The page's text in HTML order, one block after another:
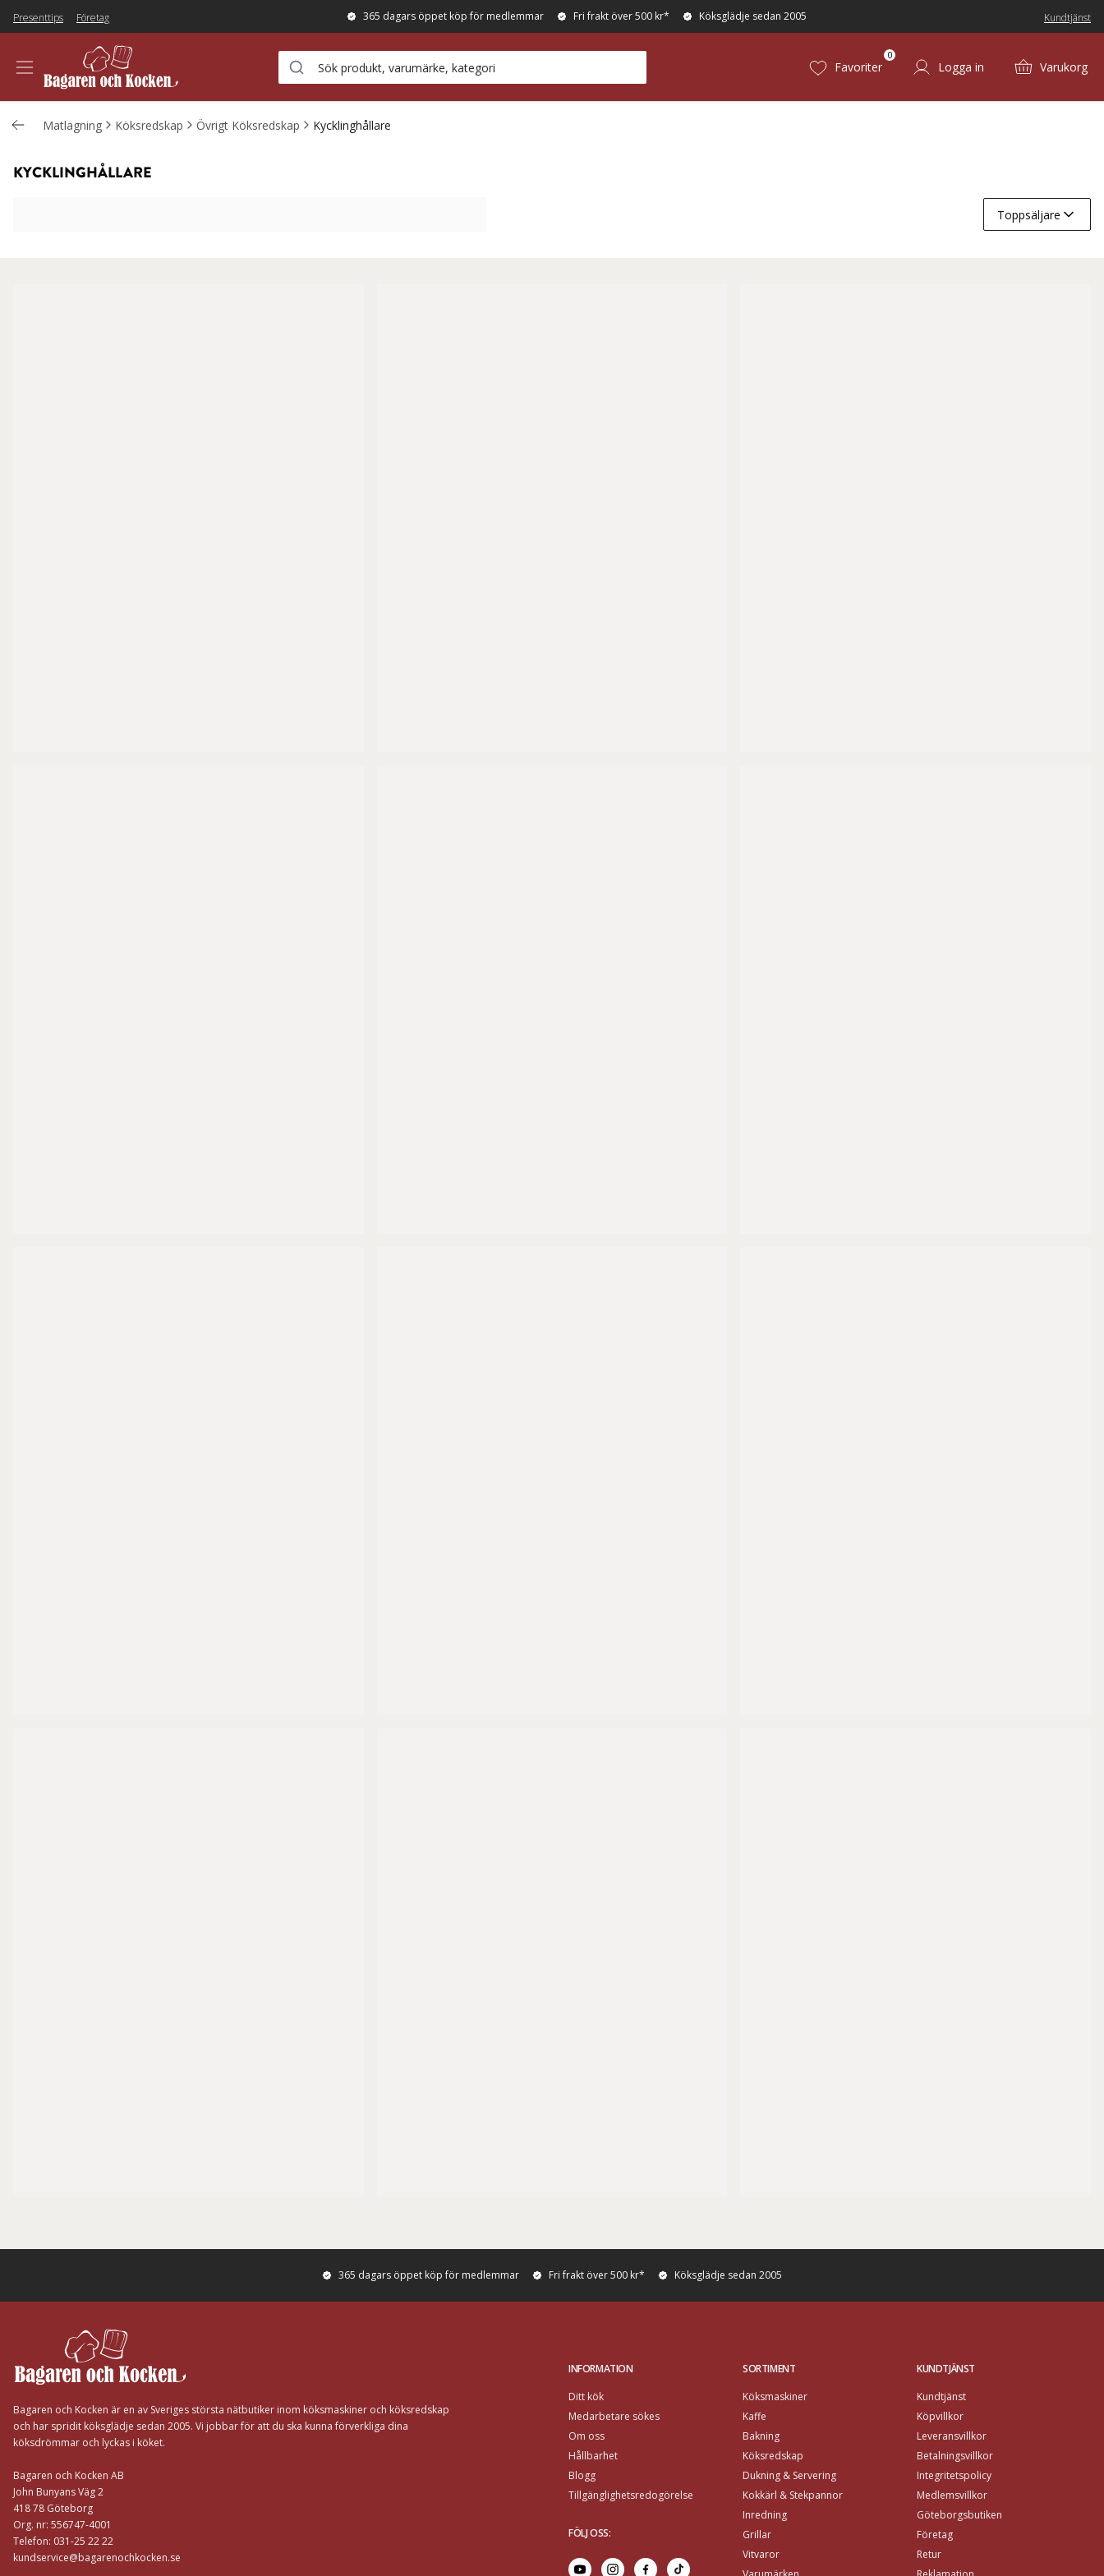
Presenttips Företag 365 dagars öppet köp för medlemmar Fri frakt över 500 kr* Köksglädje sedan 2005 Kundtjänst
Favoriter
0
Logga in Varukorg
Matlagning Köksredskap Övrigt Köksredskap Kycklinghållare
KYCKLINGHÅLLARE
Toppsäljare
365 dagars öppet köp för medlemmar Fri frakt över 500 kr* Köksglädje sedan 2005
Bagaren och Kocken är en av Sveriges största nätbutiker inom köksmaskiner och köksredskap
och har spridit köksglädje sedan 2005. Vi jobbar för att du ska kunna förverkliga dina
köksdrömmar och lyckas i köket.
Bagaren och Kocken AB
John Bunyans Väg 2
418 78 Göteborg
Org. nr: 556747-4001
Telefon: 031-25 22 22
kundservice@bagarenochkocken.se
INFORMATION
Ditt kök
Medarbetare sökes
Om oss
Hållbarhet
Blogg
Tillgänglighetsredogörelse
FÖLJ OSS:
SORTIMENT
Köksmaskiner
Kaffe
Bakning
Köksredskap
Dukning & Servering
Kokkärl & Stekpannor
Inredning
Grillar
Vitvaror
KUNDTJÄNST
Kundtjänst
Köpvillkor
Leveransvillkor
Betalningsvillkor
Integritetspolicy
Medlemsvillkor
Göteborgsbutiken
Företag
Retur